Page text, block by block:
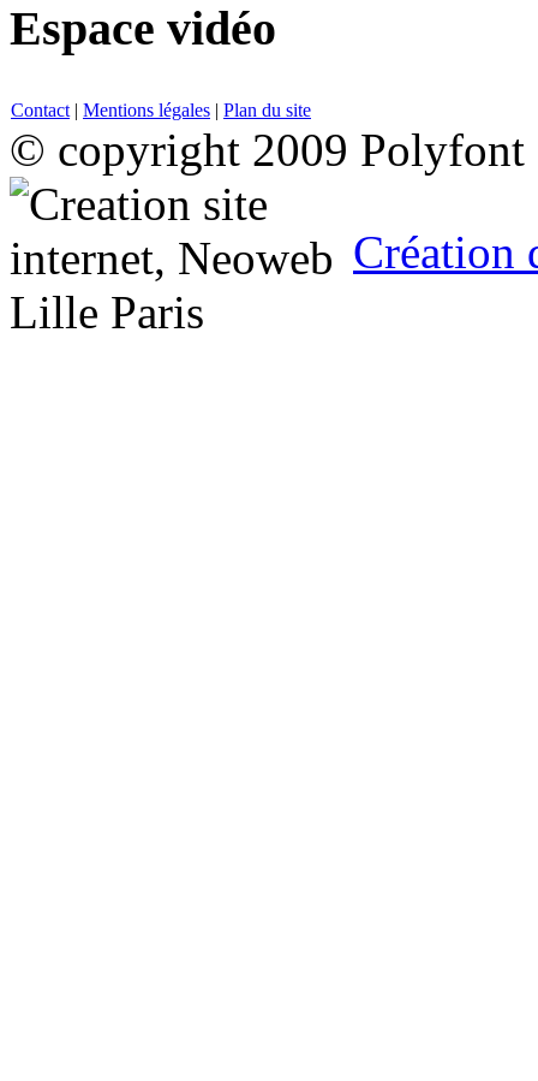
Espace vidéo
Contact | Mentions légales | Plan du site
© copyright 2009 Polyfont
Création